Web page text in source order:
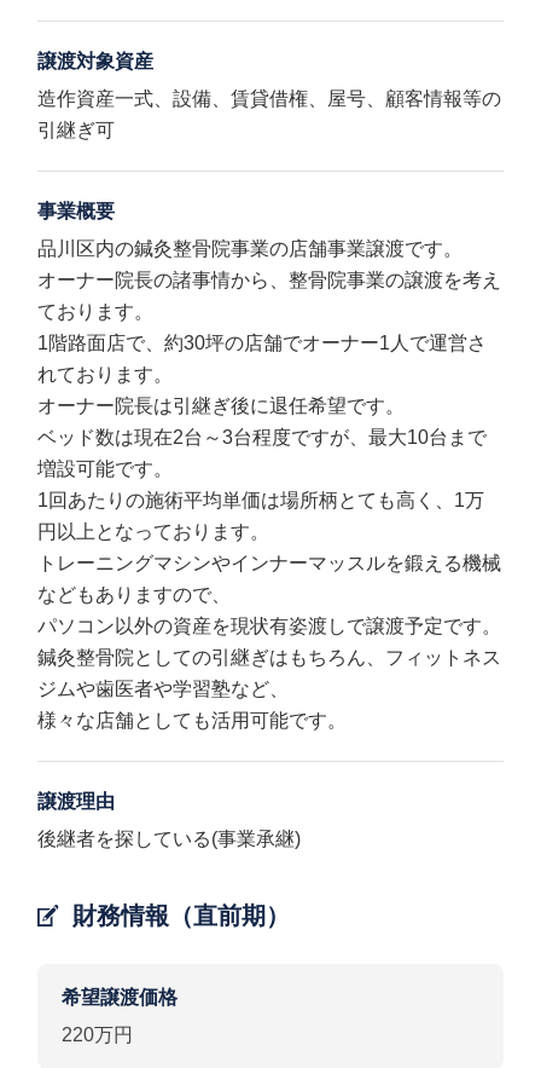
譲渡対象資産
造作資産一式、設備、賃貸借権、屋号、顧客情報等の
引継ぎ可
事業概要
品川区内の鍼灸整骨院事業の店舗事業譲渡です。
オーナー院長の諸事情から、整骨院事業の譲渡を考え
ております。
1階路面店で、約30坪の店舗でオーナー1人で運営さ
れております。
オーナー院長は引継ぎ後に退任希望です。
ベッド数は現在2台～3台程度ですが、最大10台まで
増設可能です。
1回あたりの施術平均単価は場所柄とても高く、1万
円以上となっております。
トレーニングマシンやインナーマッスルを鍛える機械
などもありますので、
パソコン以外の資産を現状有姿渡しで譲渡予定です。
鍼灸整骨院としての引継ぎはもちろん、フィットネス
ジムや歯医者や学習塾など、
様々な店舗としても活用可能です。
譲渡理由
後継者を探している(事業承継)
財務情報（直前期）
希望譲渡価格
220万円